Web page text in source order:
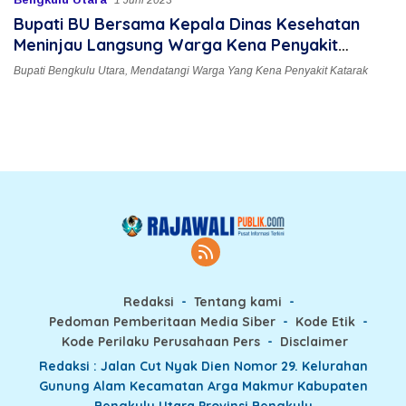
Bupati BU Bersama Kepala Dinas Kesehatan
Meninjau Langsung Warga Kena Penyakit
Katarak
Bupati Bengkulu Utara, Mendatangi Warga Yang Kena Penyakit Katarak
Redaksi
Tentang kami
Pedoman Pemberitaan Media Siber
Kode Etik
Kode Perilaku Perusahaan Pers
Disclaimer
Redaksi : Jalan Cut Nyak Dien Nomor 29. Kelurahan
Gunung Alam Kecamatan Arga Makmur Kabupaten